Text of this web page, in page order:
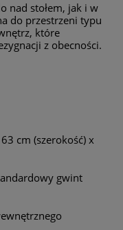
nad stołem, jak i w
do przestrzeni typu
które
z obecności.
cm (szerokość) x
gwint